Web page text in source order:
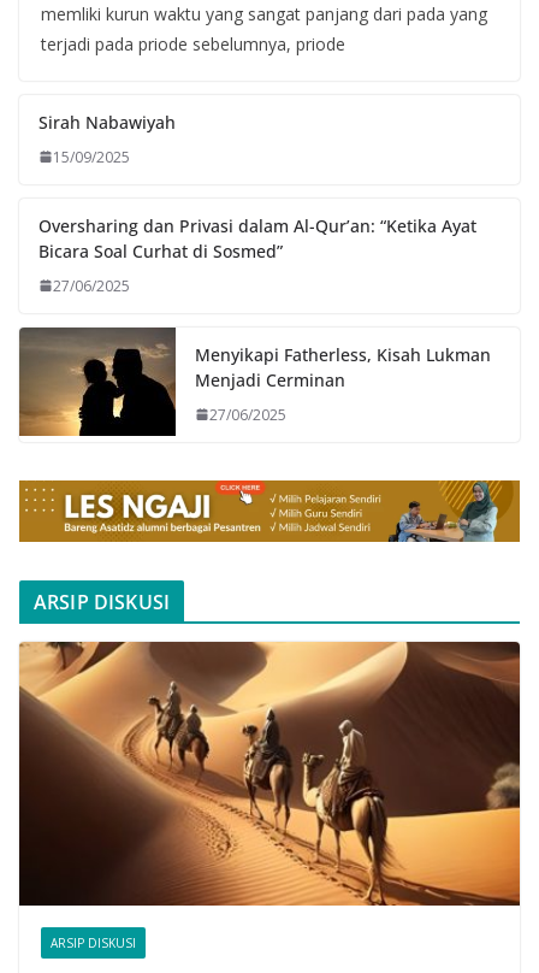
memliki kurun waktu yang sangat panjang dari pada yang
terjadi pada priode sebelumnya, priode
Sirah Nabawiyah
15/09/2025
Oversharing dan Privasi dalam Al-Qur’an: “Ketika Ayat
Bicara Soal Curhat di Sosmed”
27/06/2025
Menyikapi Fatherless, Kisah Lukman
Menjadi Cerminan
27/06/2025
ARSIP DISKUSI
ARSIP DISKUSI